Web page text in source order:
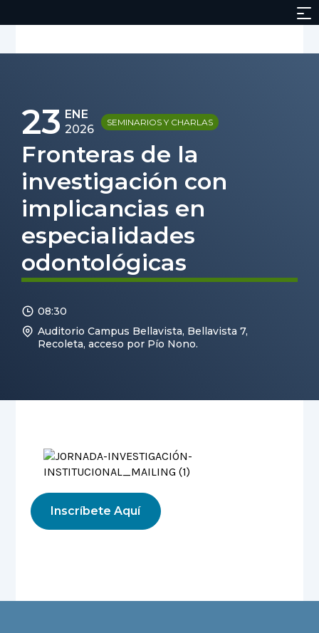
23 ENE
2026
SEMINARIOS Y CHARLAS
Fronteras de la
investigación con
implicancias en
especialidades
odontológicas
08:30
Auditorio Campus Bellavista, Bellavista 7,
Recoleta, acceso por Pío Nono.
Inscríbete Aquí